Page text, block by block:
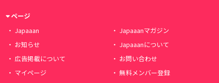
ページ
Japaaan
Japaaanマガジン
お知らせ
Japaaanについて
広告掲載について
お問い合わせ
マイページ
無料メンバー登録